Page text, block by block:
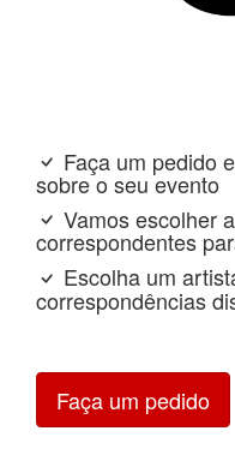
Faça um pedido
sobre o seu evento
Vamos escolher
correspondentes
Escolha um
correspondências
Faça um pedido